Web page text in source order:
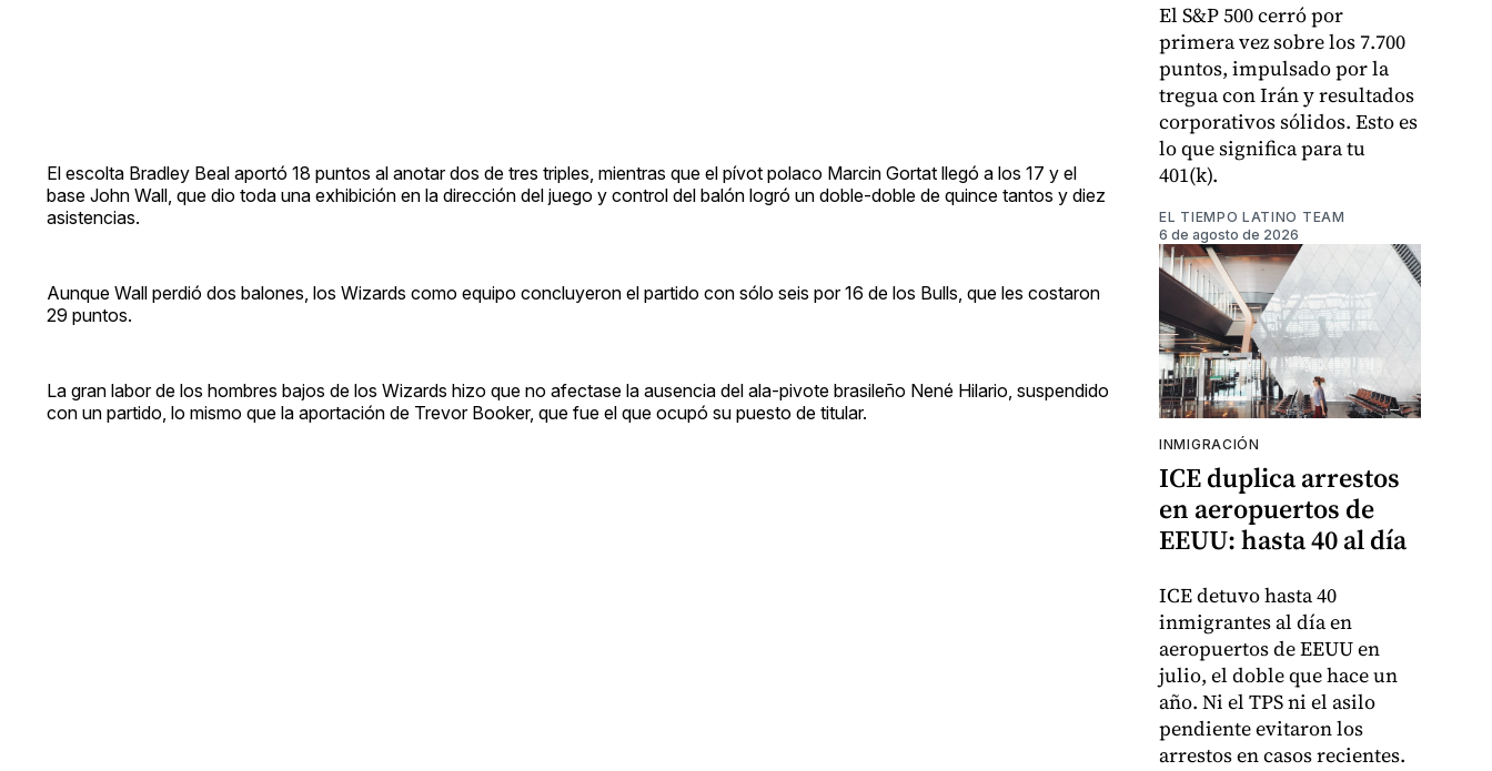
El escolta Bradley Beal aportó 18 puntos al anotar dos de tres triples, mientras que el pívot polaco Marcin Gortat llegó a los 17 y el
base John Wall, que dio toda una exhibición en la dirección del juego y control del balón logró un doble-doble de quince tantos y diez
asistencias.
Aunque Wall perdió dos balones, los Wizards como equipo concluyeron el partido con sólo seis por 16 de los Bulls, que les costaron
29 puntos.
La gran labor de los hombres bajos de los Wizards hizo que no afectase la ausencia del ala-pivote brasileño Nené Hilario, suspendido
con un partido, lo mismo que la aportación de Trevor Booker, que fue el que ocupó su puesto de titular.
El S&P 500 cerró por
primera vez sobre los 7.700
puntos, impulsado por la
tregua con Irán y resultados
corporativos sólidos. Esto es
lo que significa para tu
401(k).
EL TIEMPO LATINO TEAM
6 de agosto de 2026
INMIGRACIÓN
ICE duplica arrestos
en aeropuertos de
EEUU: hasta 40 al día
ICE detuvo hasta 40
inmigrantes al día en
aeropuertos de EEUU en
julio, el doble que hace un
año. Ni el TPS ni el asilo
pendiente evitaron los
arrestos en casos recientes.